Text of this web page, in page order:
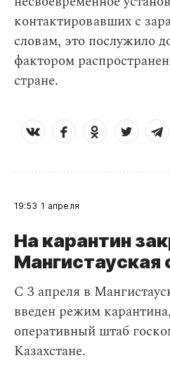
контактировавших с
словам, это послужило
фактором
стране.
19:53 1 апреля
На карантин
Мангистауская
С 3 апреля в
введен режим карантина,
оперативный штаб
Казахстане.